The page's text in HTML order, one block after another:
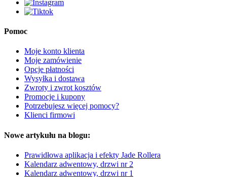
Pomoc
Moje konto klienta
Moje zamówienie
Opcje płatności
Wysyłka i dostawa
Zwroty i zwrot kosztów
Promocje i kupony
Potrzebujesz więcej pomocy?
Klienci firmowi
Nowe artykułu na blogu:
Prawidłowa aplikacja i efekty Jade Rollera
Kalendarz adwentowy, drzwi nr 2
Kalendarz adwentowy, drzwi nr 1